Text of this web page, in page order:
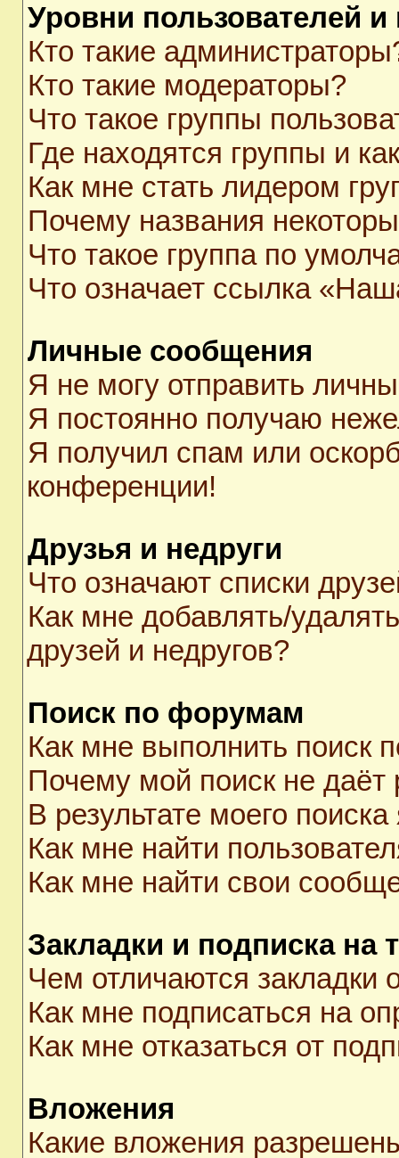
Уровни пользователей и
Кто такие
Кто такие модераторы?
Что такое группы
Где находятся группы и
Как мне стать лидером
Почему названия
Что такое группа по
Что означает ссылка
Личные сообщения
Я не могу отправить
Я постоянно получаю
Я получил спам или
конференции!
Друзья и недруги
Что означают списки
Как мне добавлять/
друзей и недругов?
Поиск по форумам
Как мне выполнить
Почему мой поиск не даёт
В результате моего
Как мне найти
Как мне найти свои
Закладки и подписка на
Чем отличаются закладки
Как мне подписаться на
Как мне отказаться от
Вложения
Какие вложения